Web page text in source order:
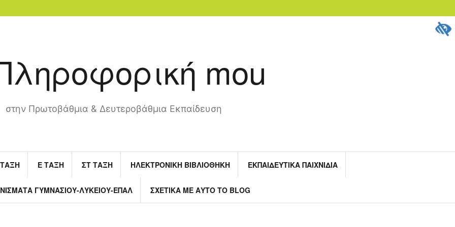
mou
στην Πρωτοβάθμια & Δευτεροβάθμια Εκπαίδευση
Ε ΤΆΞΗ ΣΤ ΤΆΞΗ ΗΛΕΚΤΡΟΝΙΚΉ ΒΙΒΛΙΟΘΉΚΗ ΕΚΠΑΙΔΕΥΤΙΚΆ ΠΑΙΧΝΊΔΙΑ
ΓΥΜΝΑΣΊΟΥ-ΛΥΚΕΊΟΥ-ΕΠΑΛ ΣΧΕΤΙΚΆ ΜΕ ΑΥΤΌ ΤΟ BLOG